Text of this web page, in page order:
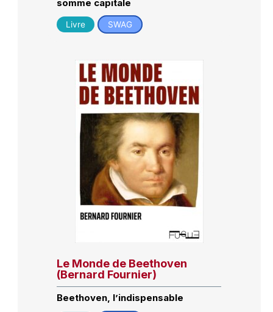
somme capitale
Livre SWAG
Le Monde de Beethoven
(Bernard Fournier)
Beethoven, l’indispensable